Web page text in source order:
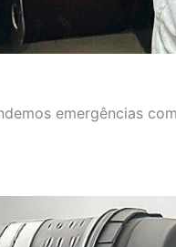
emergências